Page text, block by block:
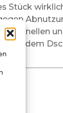
Stück
schnellen
mit dem